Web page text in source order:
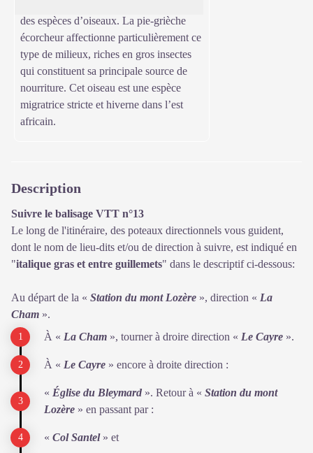
des espèces d’oiseaux. La pie-grièche
écorcheur affectionne particulièrement ce
type de milieux, riches en gros insectes
qui constituent sa principale source de
nourriture. Cet oiseau est une espèce
migratrice stricte et hiverne dans l’est
africain.
Description
Suivre le balisage VTT n°13
Le long de l'itinéraire, des poteaux directionnels vous guident,
dont le nom de lieu-dits et/ou de direction à suivre, est indiqué en
"italique gras et entre guillemets" dans le descriptif ci-dessous:
Au départ de la « Station du mont Lozère », direction « La
Cham ».
À « La Cham », tourner à droire direction « Le Cayre ».
À « Le Cayre » encore à droite direction :
« Église du Bleymard ». Retour à « Station du mont
Lozère » en passant par :
« Col Santel» et